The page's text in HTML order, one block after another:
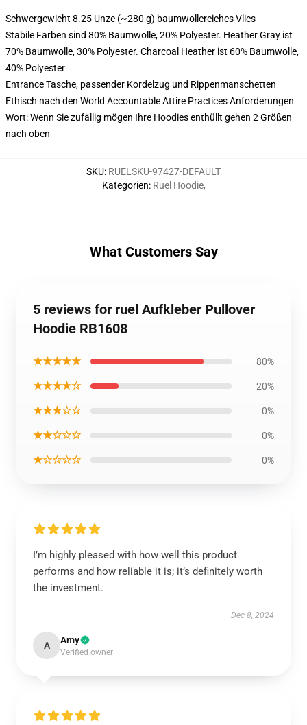
Schwergewicht 8.25 Unze (~280 g) baumwollereiches Vlies
Stabile Farben sind 80% Baumwolle, 20% Polyester. Heather Gray ist
70% Baumwolle, 30% Polyester. Charcoal Heather ist 60% Baumwolle,
40% Polyester
Entrance Tasche, passender Kordelzug und Rippenmanschetten
Ethisch nach den World Accountable Attire Practices Anforderungen
Wort: Wenn Sie zufällig mögen Ihre Hoodies enthüllt gehen 2 Größen
nach oben
SKU: RUELSKU-97427-DEFAULT
Kategorien: Ruel Hoodie,
What Customers Say
5 reviews for ruel Aufkleber Pullover
Hoodie RB1608
★★★★★ 80%
★★★★☆ 20%
★★★☆☆ 0%
★★☆☆☆ 0%
★☆☆☆☆ 0%
I’m highly pleased with how well this product
performs and how reliable it is; it’s definitely worth
the investment.
Dec 8, 2024
A Amy
Verified owner